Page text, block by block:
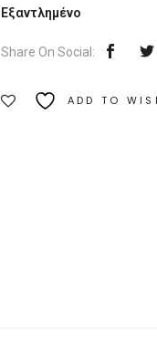
Εξαντλημένο
Share On Social:
ADD TO